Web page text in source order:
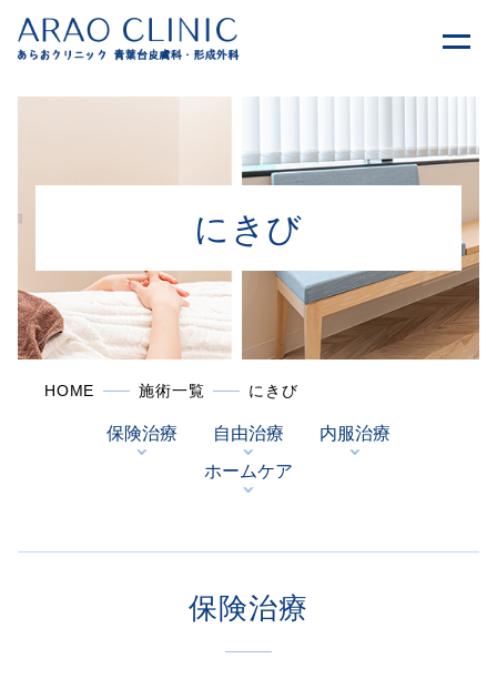
にきび
HOME 施術一覧 にきび
保険治療 自由治療
内服治療
ホームケア
保険治療